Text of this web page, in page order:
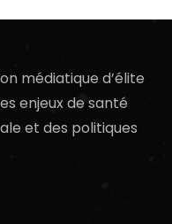
médiatique d’élite
enjeux de santé
et des politiques